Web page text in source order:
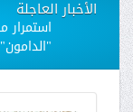
الأخبار العاجلة
"الدامون"